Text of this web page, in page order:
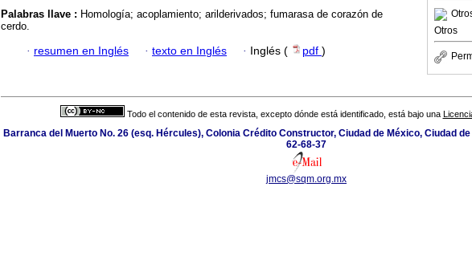
Otros
Palabras llave : Homología; acoplamiento; arilderivados; fumarasa de corazón de
cerdo.
· resumen en Inglés · texto en Inglés · Inglés ( pdf )
Todo el contenido de esta revista, excepto dónde está identificado, está bajo una
Barranca del Muerto No. 26 (esq. Hércules), Colonia Crédito Constructor, Ciudad de México, Ciudad
62-68-37
jmcs@sqm.org.mx